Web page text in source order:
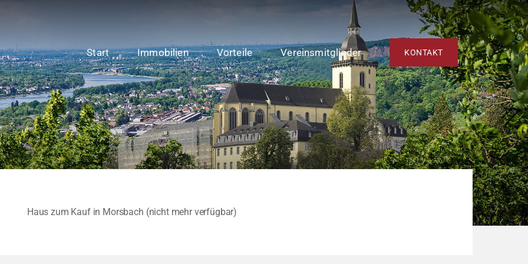
Start Immobilien Vorteile Vereinsmitglieder KONTAKT
Haus zum Kauf in Morsbach (nicht mehr verfügbar)